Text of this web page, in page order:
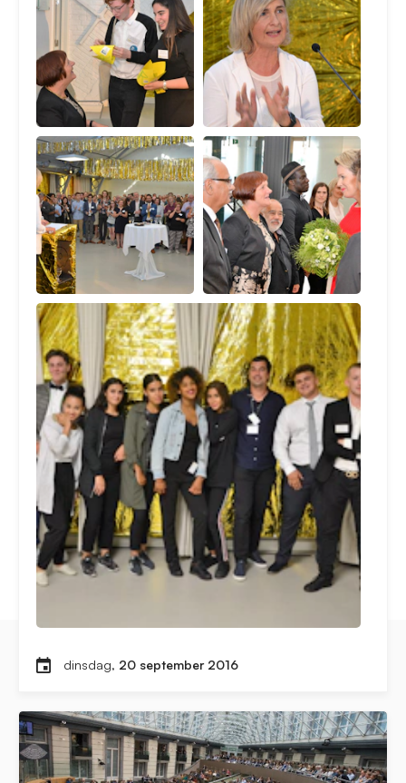
dinsdag, 20 september 2016